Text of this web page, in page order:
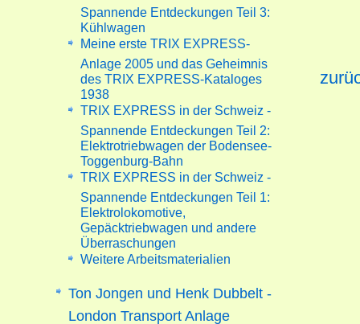
Spannende Entdeckungen Teil 3:
Kühlwagen
Meine erste TRIX EXPRESS-
Anlage 2005 und das Geheimnis
des TRIX EXPRESS-Kataloges
1938
TRIX EXPRESS in der Schweiz -
Spannende Entdeckungen Teil 2:
Elektrotriebwagen der Bodensee-
Toggenburg-Bahn
TRIX EXPRESS in der Schweiz -
Spannende Entdeckungen Teil 1:
Elektrolokomotive,
Gepäcktriebwagen und andere
Überraschungen
Weitere Arbeitsmaterialien
Ton Jongen und Henk Dubbelt -
London Transport Anlage